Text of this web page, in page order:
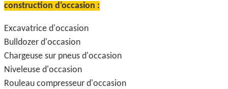
construction d'occasion :
Excavatrice d'occasion
Bulldozer d'occasion
Chargeuse sur pneus d'occasion
Niveleuse d'occasion
Rouleau compresseur d'occasion